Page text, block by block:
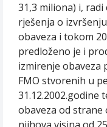
31,3 miliona) i,
rješenja o
obaveza i tokom
predloženo je i
izmirenje obaveza
FMO stvorenih u
31.12.2002.godine
obaveza od strane